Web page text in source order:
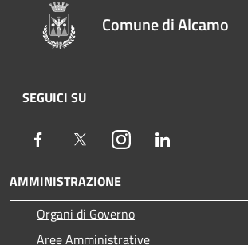
Comune di Alcamo
SEGUICI SU
Facebook TwitterInstagram
AMMINISTRAZIONE
Organi di Governo
Aree Amministrative